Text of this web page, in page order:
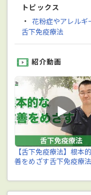
トピックス
・ 花粉症やアレルギ
舌下免疫療法
紹介動画
【舌下免疫療法】根本
善をめざす舌下免疫療法